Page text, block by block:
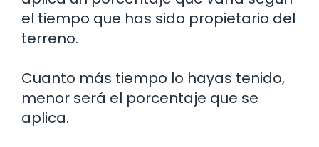
el tiempo que has sido propietario del
terreno.
Cuanto más tiempo lo hayas tenido,
menor será el porcentaje que se
aplica.